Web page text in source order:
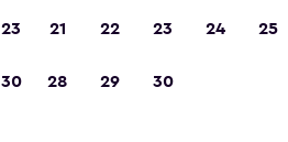
23
30
21 22 23 24 25
28 29 30